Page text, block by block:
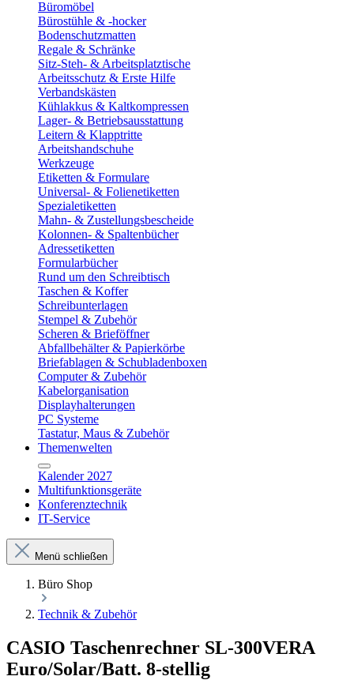
Büromöbel
Bürostühle & -hocker
Bodenschutzmatten
Regale & Schränke
Sitz-Steh- & Arbeitsplatztische
Arbeitsschutz & Erste Hilfe
Verbandskästen
Kühlakkus & Kaltkompressen
Lager- & Betriebsausstattung
Leitern & Klapptritte
Arbeitshandschuhe
Werkzeuge
Etiketten & Formulare
Universal- & Folienetiketten
Spezialetiketten
Mahn- & Zustellungsbescheide
Kolonnen- & Spaltenbücher
Adressetiketten
Formularbücher
Rund um den Schreibtisch
Taschen & Koffer
Schreibunterlagen
Stempel & Zubehör
Scheren & Brieföffner
Abfallbehälter & Papierkörbe
Briefablagen & Schubladenboxen
Computer & Zubehör
Kabelorganisation
Displayhalterungen
PC Systeme
Tastatur, Maus & Zubehör
Themenwelten
Kalender 2027
Multifunktionsgeräte
Konferenztechnik
IT-Service
Menü schließen
Büro Shop
Technik & Zubehör
CASIO Taschenrechner SL-300VERA
Euro/Solar/Batt. 8-stellig